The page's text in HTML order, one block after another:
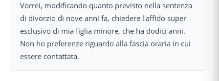
Vorrei, modificando quanto previsto nella sentenza
di divorzio di nove anni fa, chiedere l'affido super
esclusivo di mia figlia minore, che ha dodici anni.
Non ho preferenze riguardo alla fascia oraria in cui
essere contattata.